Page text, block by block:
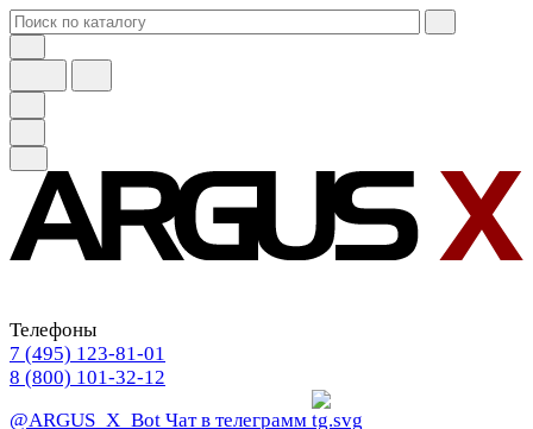
Телефоны
7 (495) 123-81-01
8 (800) 101-32-12
@ARGUS_X_Bot Чат в телеграмм